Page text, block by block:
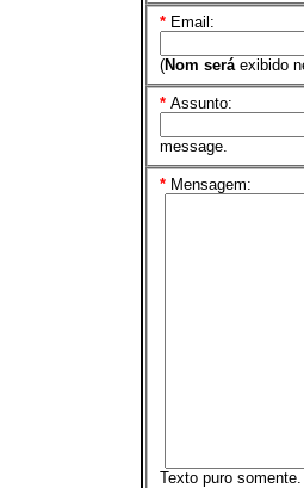
* Email:
(Nom será exibido
* Assunto:
message.
* Mensagem:
Texto puro somente.